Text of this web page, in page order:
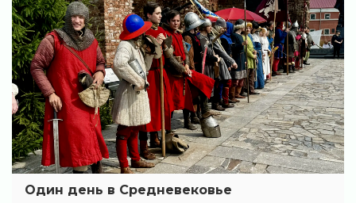
Один день в Средневековье